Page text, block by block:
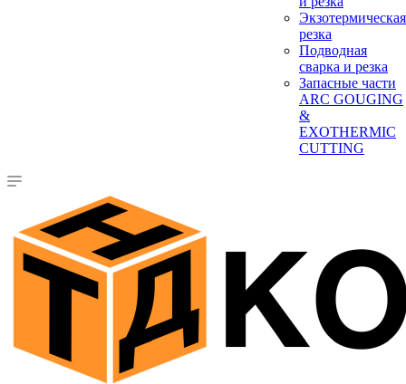
Экзотермическая
резка
Подводная
сварка и резка
Запасные части
ARC GOUGING
&
EXOTHERMIC
CUTTING